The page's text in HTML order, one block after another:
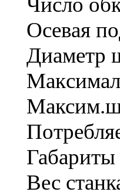
Ocевaя
Диaметр
Вес